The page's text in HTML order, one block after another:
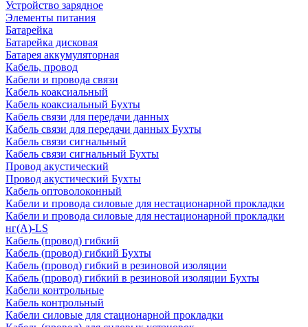
Устройство зарядное
Элементы питания
Батарейка
Батарейка дисковая
Батарея аккумуляторная
Кабель, провод
Кабели и провода связи
Кабель коаксиальный
Кабель коаксиальный Бухты
Кабель связи для передачи данных
Кабель связи для передачи данных Бухты
Кабель связи сигнальный
Кабель связи сигнальный Бухты
Провод акустический
Провод акустический Бухты
Кабель оптоволоконный
Кабели и провода силовые для нестационарной прокладки
Кабели и провода силовые для нестационарной прокладки
нг(А)-LS
Кабель (провод) гибкий
Кабель (провод) гибкий Бухты
Кабель (провод) гибкий в резиновой изоляции
Кабель (провод) гибкий в резиновой изоляции Бухты
Кабели контрольные
Кабель контрольный
Кабели силовые для стационарной прокладки